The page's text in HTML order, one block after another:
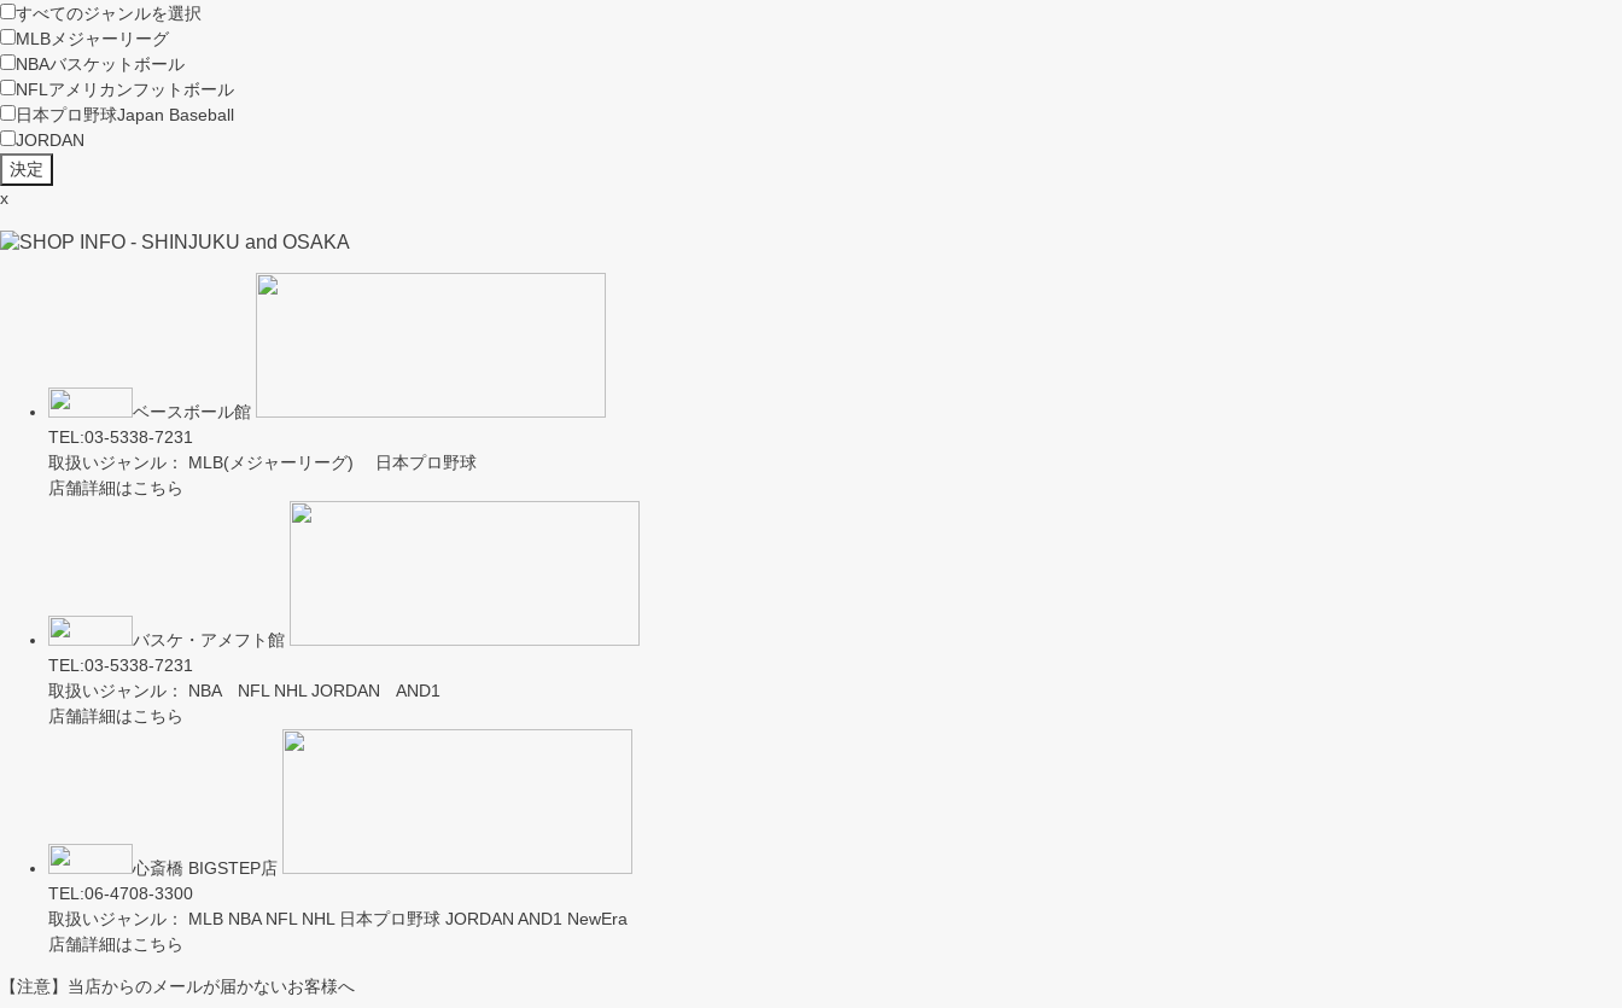
すべてのジャンルを選択
MLB メジャーリーグ
NBAバスケットボール
NFL アメリカンフットボール
日本プロ野球Japan Baseball
JORDAN
x
ベースボール館
TEL:03-5338-7231
取扱いジャンル： MLB(メジャーリーグ) 日本プロ野球
店舗詳細はこちら
バスケ・アメフト館
TEL:03-5338-7231
取扱いジャンル： NBA NFL NHL JORDAN AND1
店舗詳細はこちら
心斎橋 BIGSTEP店
TEL:06-4708-3300
取扱いジャンル： MLB NBA NFL NHL 日本プロ野球 JORDAN AND1 NewEra
店舗詳細はこちら
【注意】当店からのメールが届かないお客様へ